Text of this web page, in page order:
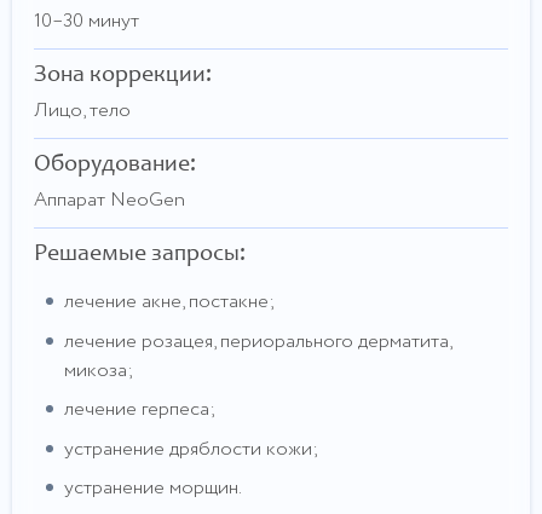
10–30 минут
Зона коррекции:
Лицо, тело
Оборудование:
Аппарат NeoGen
Решаемые запросы:
лечение акне, постакне;
лечение розацея, периорального дерматита,
микоза;
лечение герпеса;
устранение дряблости кожи;
устранение морщин.